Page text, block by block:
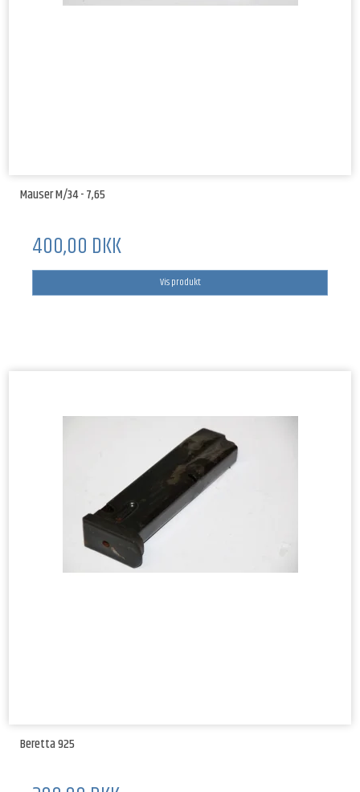
Mauser M/34 - 7,65
400,00 DKK
Vis produkt
Beretta 925